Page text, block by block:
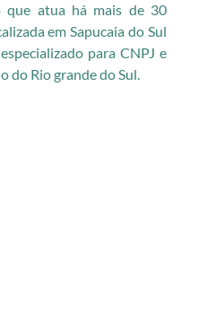
que atua há mais de 30
em Sapucaia do Sul
para CNPJ e
do Rio grande do Sul.